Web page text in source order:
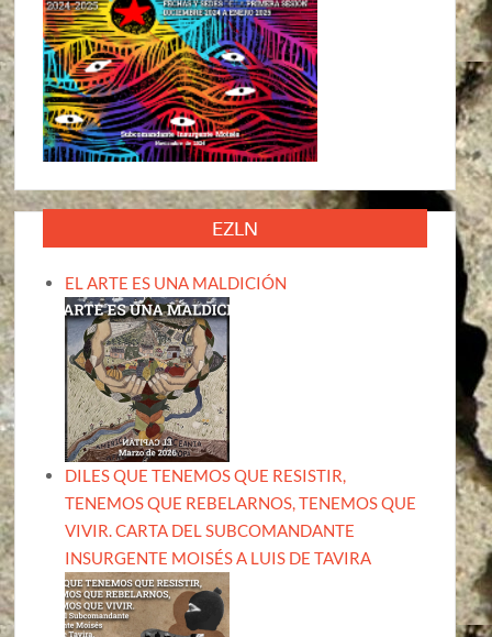
EZLN
EL ARTE ES UNA MALDICIÓN
DILES QUE TENEMOS QUE RESISTIR,
TENEMOS QUE REBELARNOS, TENEMOS QUE
VIVIR. CARTA DEL SUBCOMANDANTE
INSURGENTE MOISÉS A LUIS DE TAVIRA